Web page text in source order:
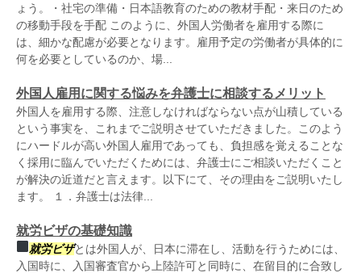
ょう。・社宅の準備・日本語教育のための教材手配・来日のため
の移動手段を手配 このように、外国人労働者を雇用する際に
は、細かな配慮が必要となります。雇用予定の労働者が具体的に
何を必要としているのか、場...
外国人雇用に関する悩みを弁護士に相談するメリット
外国人を雇用する際、注意しなければならない点が山積している
という事実を、これまでご説明させていただきました。このよう
にハードルが高い外国人雇用であっても、負担感を覚えることな
く採用に臨んでいただくためには、弁護士にご相談いただくこと
が解決の近道だと言えます。以下にて、その理由をご説明いたし
ます。 １．弁護士は法律...
就労ビザの基礎知識
就労ビザとは外国人が、日本に滞在し、活動を行うためには、
入国時に、入国審査官から上陸許可と同時に、在留目的に合致し